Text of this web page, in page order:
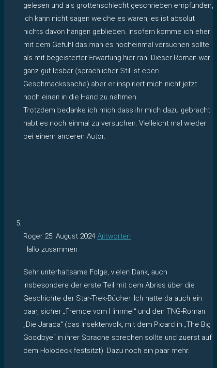
gelesen und als grottenschlecht geschrieben empfunden,
ich kann nicht sagen welche es waren, es ist absolut
nichts davon hängen geblieben. Insofern komme ich eher
mit dem Gefühl das man es nocheinmal versuchen sollte
als mit begeisterter Erwartung hier ran. Dieser Roman war
ganz gut lesbar (sprachlicher Stil ist eben
Geschmackssache) aber er inspiriert mich nicht jetzt
noch einen in die Hand zu nehmen.
Trotzdem bedanke ich mich dass ihr mich dazu gebracht
habt es noch einmal zu versuchen. Vielleicht mal wieder
bei einem anderen Autor.
Roger 25. August 2024 Antworten
Hallo zusammen
Sehr unterhaltsame Folge, vielen Dank, auch
insbesondere der erste Teil mit dem Abriss über die
Geschichte der Star-Trek-Bücher. Ich hatte da auch ein
paar, sicher „Fremde vom Himmel“ und den TNG-Roman
„Die Jarada“ (das Insektenvolk, mit dem Picard in „The Big
Goodbye“ in ihrer Sprache sprechen sollte und zuerst auf
dem Holodeck festsitzt). Dazu noch ein paar mehr.